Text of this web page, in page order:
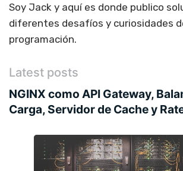
Soy Jack y aquí es donde publico
diferentes desafíos y curiosidades
programación.
Latest posts
NGINX como API Gateway,
Carga, Servidor de Cache y